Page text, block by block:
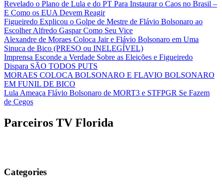
Revelado o Plano de Lula e do PT Para Instaurar o Caos no Brasil –
E Como os EUA Devem Reagir
Figueiredo Explicou o Golpe de Mestre de Flávio Bolsonaro ao
Escolher Alfredo Gaspar Como Seu Vice
Alexandre de Moraes Coloca Jair e Flávio Bolsonaro em Uma
Sinuca de Bico (PRESO ou INELEGÍVEL)
Imprensa Esconde a Verdade Sobre as Eleições e Figueiredo
Dispara SÃO TODOS PUTS
MORAES COLOCA BOLSONARO E FLAVIO BOLSONARO
EM FUNIL DE BICO
Lula Ameaça Flávio Bolsonaro de MORT3 e STFPGR Se Fazem
de Cegos
Parceiros TV Florida
Categories